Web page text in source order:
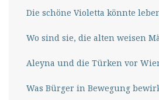
Die schöne Violetta könnte
Wo sind sie, die alten weisen
Aleyna und die Türken vor
Was Bürger in Bewegung